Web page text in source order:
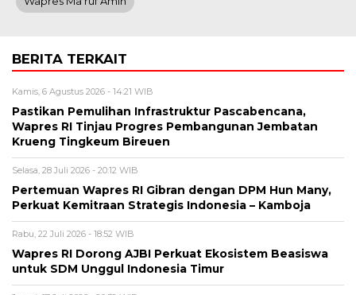
BERITA TERKAIT
Kamis, 6 Agustus 2026 - 14:21 WIB
Pastikan Pemulihan Infrastruktur Pascabencana,
Wapres RI Tinjau Progres Pembangunan Jembatan
Krueng Tingkeum Bireuen
Selasa, 28 Juli 2026 - 20:12 WIB
Pertemuan Wapres RI Gibran dengan DPM Hun Many,
Perkuat Kemitraan Strategis Indonesia – Kamboja
Rabu, 22 Juli 2026 - 18:52 WIB
Wapres RI Dorong AJBI Perkuat Ekosistem Beasiswa
untuk SDM Unggul Indonesia Timur